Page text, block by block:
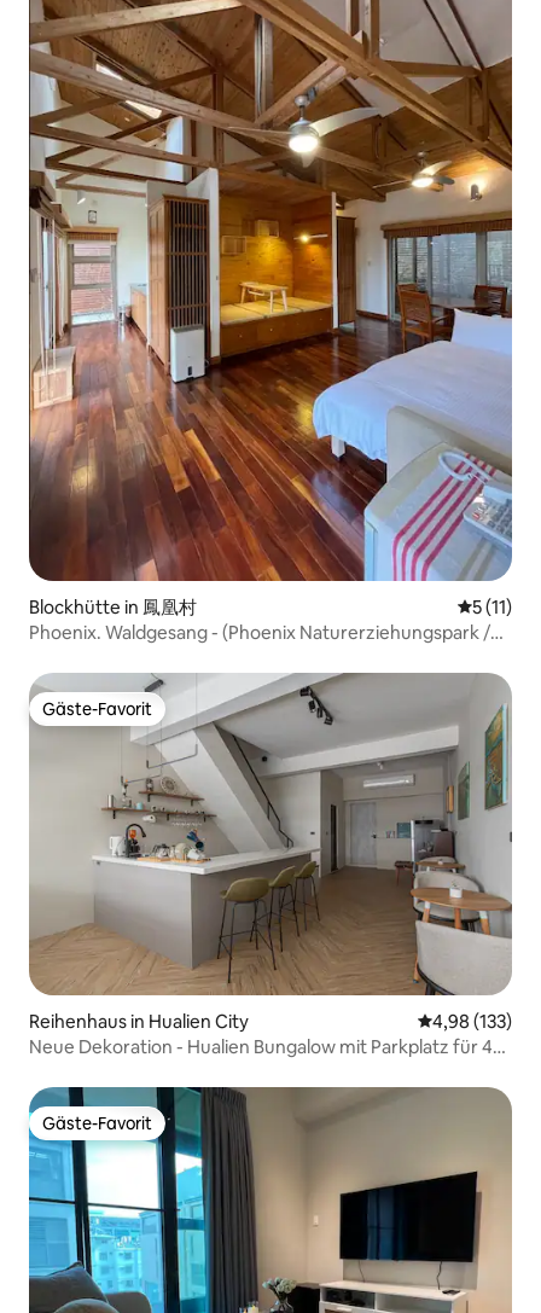
Blockhütte in 鳳凰村
5 (11)
Phoenix. Waldgesang - (Phoenix Naturerziehungspark /
Gäste-Favorit
Gäste-Favorit
Reihenhaus in Hualien City
4,98 (133)
Neue Dekoration - Hualien Bungalow mit Parkplatz für 4
Raum) (3 Minuten mit dem Auto vom Bahnhof)
Gäste-Favorit
Gäste-Favorit